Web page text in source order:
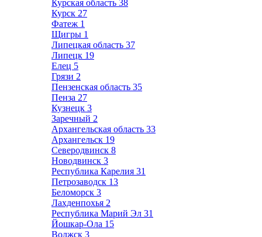
Курская область 38
Курск 27
Фатеж 1
Щигры 1
Липецкая область 37
Липецк 19
Елец 5
Грязи 2
Пензенская область 35
Пенза 27
Кузнецк 3
Заречный 2
Архангельская область 33
Архангельск 19
Северодвинск 8
Новодвинск 3
Республика Карелия 31
Петрозаводск 13
Беломорск 3
Лахденпохья 2
Республика Марий Эл 31
Йошкар-Ола 15
Волжск 3